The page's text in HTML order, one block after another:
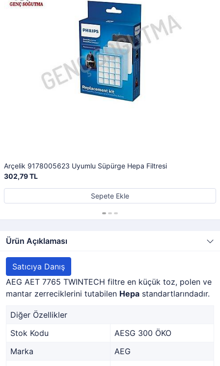
Arçelik 9178005623 Uyumlu Süpürge Hepa Filtresi
302,79 TL
Sepete Ekle
Ürün Açıklaması
Satıcıya Danış
AEG AET 7765 TWINTECH filtre en küçük toz, polen ve
mantar zerreciklerini tutabilen Hepa standartlarındadır.
Diğer Özellikler
Stok Kodu
AESG 300 ÖKO
Marka
AEG